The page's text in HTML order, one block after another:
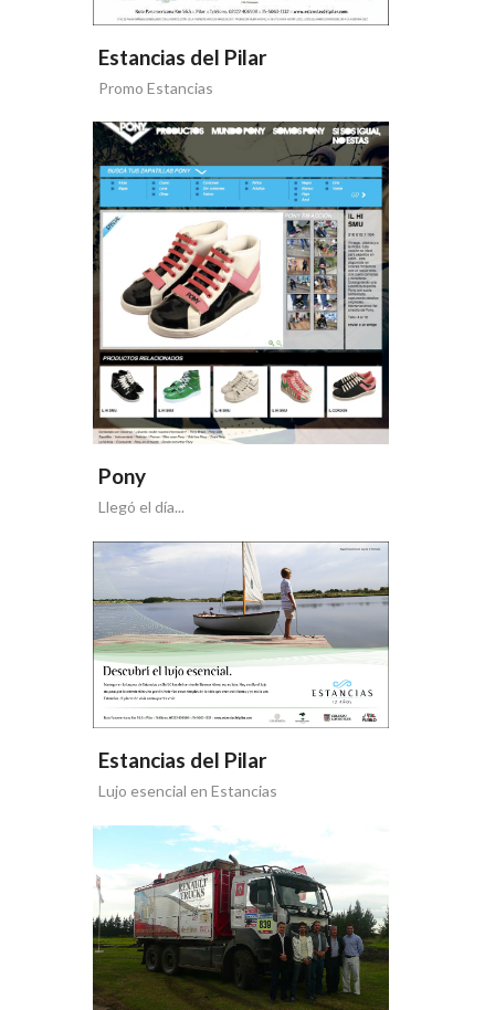
Estancias del Pilar
Promo Estancias
Pony
Llegó el día...
Estancias del Pilar
Lujo esencial en Estancias